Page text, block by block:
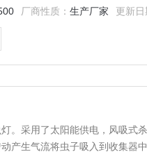
厂商性质：生产厂家 更新日
。采用了太阳能供电，风吸式
产生气流将虫子吸入到收集器